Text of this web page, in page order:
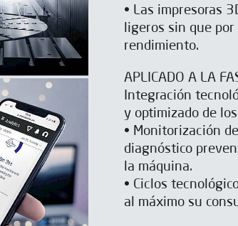
• Las impresoras
ligeros sin que
rendimiento.
APLICADO A LA
Integración
y optimizado de
• Monitorización
diagnóstico
la máquina.
• Ciclos
al máximo su